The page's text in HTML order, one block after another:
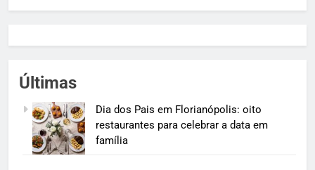
Últimas
Dia dos Pais em Florianópolis: oito
restaurantes para celebrar a data em
família